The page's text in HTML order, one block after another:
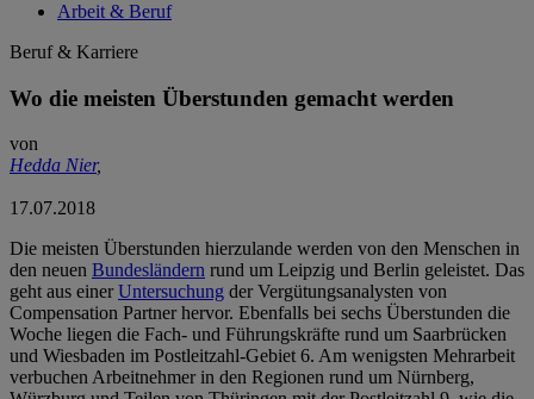
Arbeit & Beruf
Beruf & Karriere
Wo die meisten Überstunden gemacht werden
von
Hedda Nier,
17.07.2018
Die meisten Überstunden hierzulande werden von den Menschen in
den neuen Bundesländern rund um Leipzig und Berlin geleistet. Das
geht aus einerUntersuchung der Vergütungsanalysten von
Compensation Partner hervor. Ebenfalls bei sechs Überstunden die
Woche liegen die Fach- und Führungskräfte rund um Saarbrücken
und Wiesbaden im Postleitzahl-Gebiet 6. Am wenigsten Mehrarbeit
verbuchen Arbeitnehmer in den Regionen rund um Nürnberg,